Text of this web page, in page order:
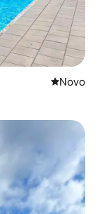
Novo
Novo